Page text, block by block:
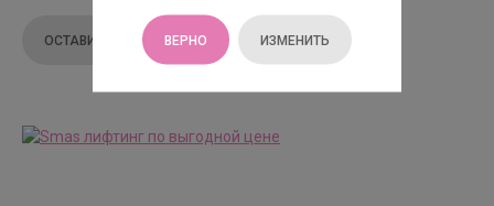
ОСТАВИТЬ ЗАЯВКУ ВЕРНО ИЗМЕНИТЬ